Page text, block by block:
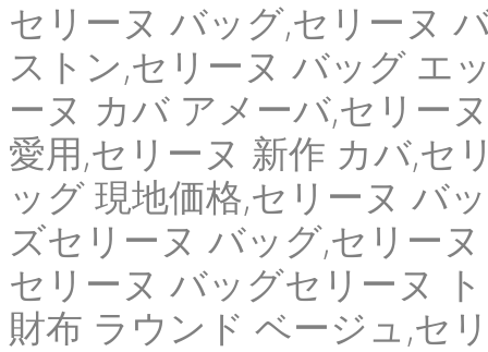
セリーヌ バッグ,セリーヌ
ストン,セリーヌ バッグ エ
ーヌ カバ アメーバ,セリー
愛用,セリーヌ 新作 カバ,セ
ッグ 現地価格,セリーヌ バ
ズセリーヌ バッグ,セリー
セリーヌ バッグセリーヌ
財布 ラウンド ベージュ,セ